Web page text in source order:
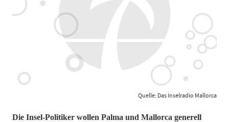
Quelle: Das Inselradio Mallorca
Die Insel-Politiker wollen Palma und Mallorca generell